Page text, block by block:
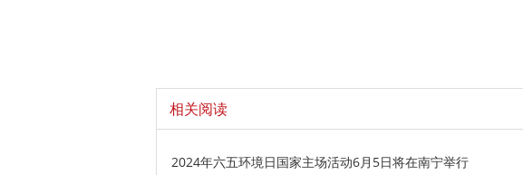
相关阅读
2024年六五环境日国家主场活动6月5日将在南宁举行